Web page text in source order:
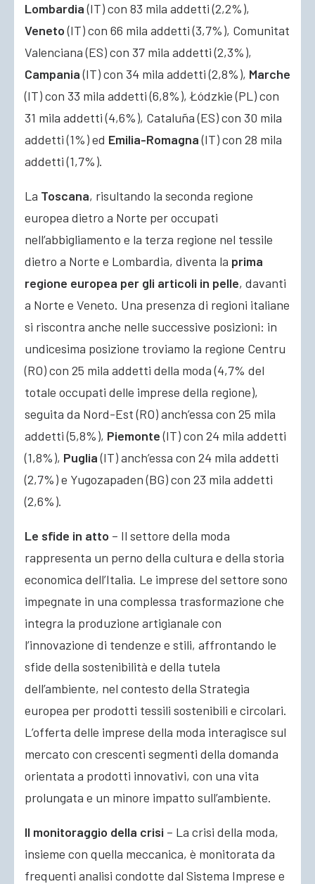
Lombardia(IT) con 83 mila addetti (2,2%),
Veneto(IT) con 66 mila addetti (3,7%), Comunitat
Valenciana (ES) con 37 mila addetti (2,3%),
Campania(IT) con 34 mila addetti (2,8%), Marche
(IT) con 33 mila addetti (6,8%), Łódzkie (PL) con
31 mila addetti (4,6%), Cataluña (ES) con 30 mila
addetti (1%) ed Emilia-Romagna(IT) con 28 mila
addetti (1,7%).
La Toscana, risultando la seconda regione
europea dietro a Norte per occupati
nell’abbigliamento e la terza regione nel tessile
dietro a Norte e Lombardia, diventa la prima
regione europea per gli articoli in pelle, davanti
a Norte e Veneto. Una presenza di regioni italiane
si riscontra anche nelle successive posizioni: in
undicesima posizione troviamo la regione Centru
(RO) con 25 mila addetti della moda (4,7% del
totale occupati delle imprese della regione),
seguita da Nord-Est (RO) anch’essa con 25 mila
addetti (5,8%), Piemonte(IT) con 24 mila addetti
(1,8%), Puglia(IT) anch’essa con 24 mila addetti
(2,7%) e Yugozapaden (BG) con 23 mila addetti
(2,6%).
Le sfide in atto – Il settore della moda
rappresenta un perno della cultura e della storia
economica dell’Italia. Le imprese del settore sono
impegnate in una complessa trasformazione che
integra la produzione artigianale con
l’innovazione di tendenze e stili, affrontando le
sfide della sostenibilità e della tutela
dell’ambiente, nel contesto della Strategia
europea per prodotti tessili sostenibili e circolari.
L’offerta delle imprese della moda interagisce sul
mercato con crescenti segmenti della domanda
orientata a prodotti innovativi, con una vita
prolungata e un minore impatto sull’ambiente.
Il monitoraggio della crisi – La crisi della moda,
insieme con quella meccanica, è monitorata da
frequenti analisi condotte dal Sistema Imprese e